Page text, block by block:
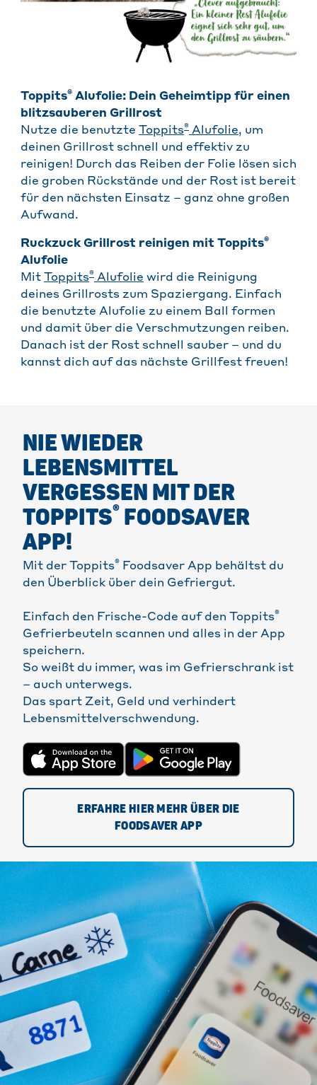
Toppits® Alufolie: Dein Geheimtipp für einen
blitzsauberen Grillrost
Nutze die benutzte
Toppits® Alufolie, um
deinen Grillrost schnell und effektiv zu
reinigen! Durch das Reiben der Folie lösen sich
die groben Rückstände und der Rost ist bereit
für den nächsten Einsatz – ganz ohne großen
Aufwand.
Ruckzuck Grillrost reinigen mit Toppits®
Alufolie
Mit Toppits® Alufolie wird die Reinigung
deines Grillrosts zum Spaziergang. Einfach
die benutzte Alufolie zu einem Ball formen
und damit über die Verschmutzungen reiben.
Danach ist der Rost schnell sauber – und du
kannst dich auf das nächste Grillfest freuen!
NIE WIEDER
LEBENSMITTEL
VERGESSEN MIT DER
TOPPITS® FOODSAVER
APP!
Mit der Toppits® Foodsaver App behältst du
den Überblick über dein Gefriergut.
Einfach den Frische-Code auf den Toppits®
Gefrierbeuteln scannen und alles in der App
speichern.
So weißt du immer, was im Gefrierschrank ist
– auch unterwegs.
Das spart Zeit, Geld und verhindert
Lebensmittelverschwendung.
ERFAHRE HIER MEHR ÜBER DIE
FOODSAVER APP